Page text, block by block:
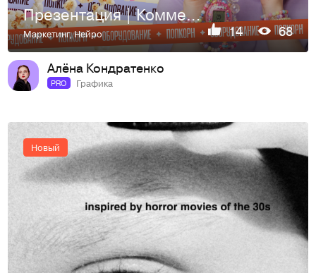
Презентация | Коммерческое предложение
Маркетинг,Нейро 14 68
Алёна Кондратенко
PRO Графика
Новый